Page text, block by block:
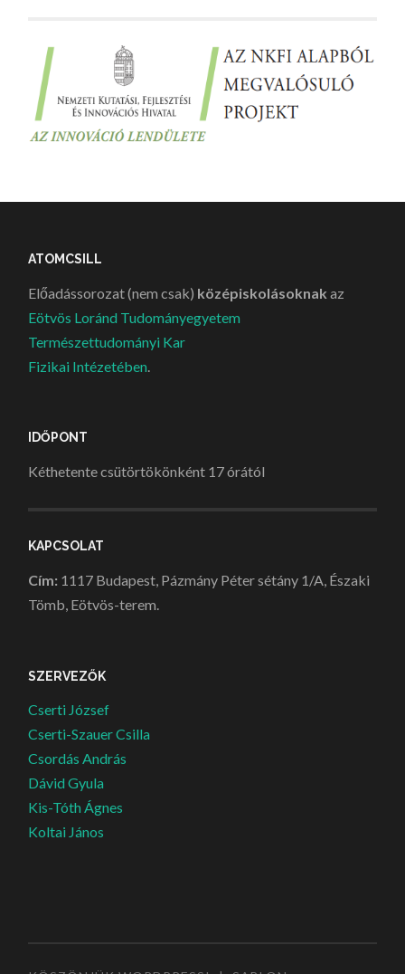
ATOMCSILL
Előadássorozat (nem csak) középiskolásoknak az
Eötvös Loránd Tudományegyetem
Természettudományi Kar
Fizikai Intézetében
IDŐPONT
Kéthetente csütörtökönként 17 órától
KAPCSOLAT
Cím: 1117 Budapest, Pázmány Péter sétány 1/A, Északi
Tömb, Eötvös-terem.
SZERVEZŐK
Cserti József
Cserti-Szauer Csilla
Csordás András
Dávid Gyula
Kis-Tóth Ágnes
Koltai János